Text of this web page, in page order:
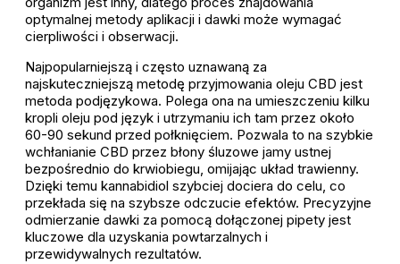
optymalnej metody aplikacji i dawki może wymagać
cierpliwości i obserwacji.
Najpopularniejszą i często uznawaną za
najskuteczniejszą metodę przyjmowania oleju CBD jest
metoda podjęzykowa. Polega ona na umieszczeniu kilku
kropli oleju pod język i utrzymaniu ich tam przez około
60-90 sekund przed połknięciem. Pozwala to na szybkie
wchłanianie CBD przez błony śluzowe jamy ustnej
bezpośrednio do krwiobiegu, omijając układ trawienny.
Dzięki temu kannabidiol szybciej dociera do celu, co
przekłada się na szybsze odczucie efektów. Precyzyjne
odmierzanie dawki za pomocą dołączonej pipety jest
kluczowe dla uzyskania powtarzalnych i
przewidywalnych rezultatów.